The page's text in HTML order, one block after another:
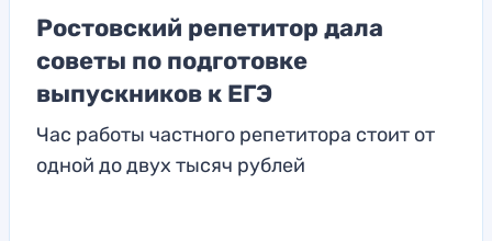
Ростовский репетитор дала
советы по подготовке
выпускников к ЕГЭ
Час работы частного репетитора стоит от
одной до двух тысяч рублей